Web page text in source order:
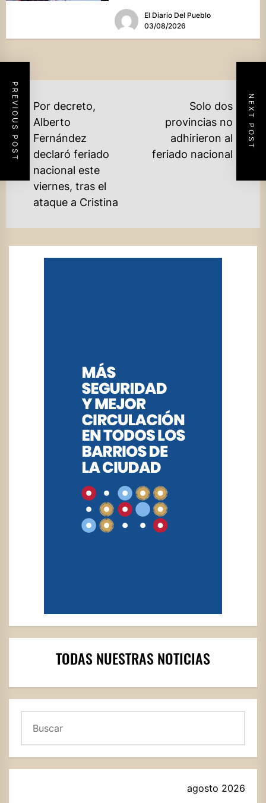
PREVIOUS POST NEXT POST
El Diario Del Pueblo
03/08/2026
NAVEGACIÓN
DE
ENTRADAS
Previous
post:
Por decreto,
Alberto
Fernández
declaró feriado
nacional este
viernes, tras el
ataque a Cristina
Solo dos
provincias no
adhirieron al
feriado nacional
TODAS NUESTRAS NOTICIAS
agosto 2026